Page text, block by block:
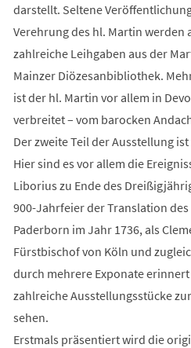
darstellt. Seltene
Verehrung des hl. Martin werden
zahlreiche Leihgaben aus der
Mainzer Diözesanbibliothek.
ist der hl. Martin vor allem in
verbreitet – vom barocken
Der zweite Teil der Ausstellung
Hier sind es vor allem die
Liborius zu Ende des
900-Jahrfeier der Translation des
Paderborn im Jahr 1736, als
Fürstbischof von Köln und
durch mehrere Exponate
zahlreiche Ausstellungsstücke
sehen.
Erstmals präsentiert wird die